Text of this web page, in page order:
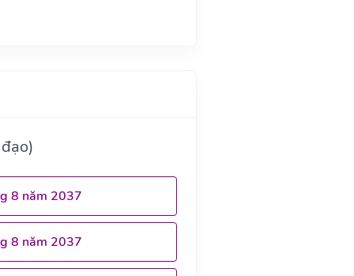
8 năm 2037
8 năm 2037